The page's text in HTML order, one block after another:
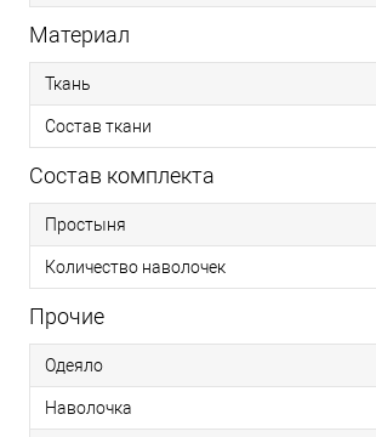
Материал
Ткань
Состав ткани
Состав комплекта
Простыня
Количество наволочек
Прочие
Одеяло
Наволочка